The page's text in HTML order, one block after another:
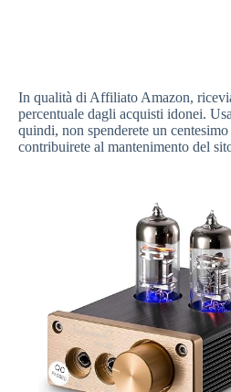
In qualità di Affiliato Amazon,
percentuale dagli acquisti idonei.
quindi, non spenderete un
contribuirete al mantenimento del